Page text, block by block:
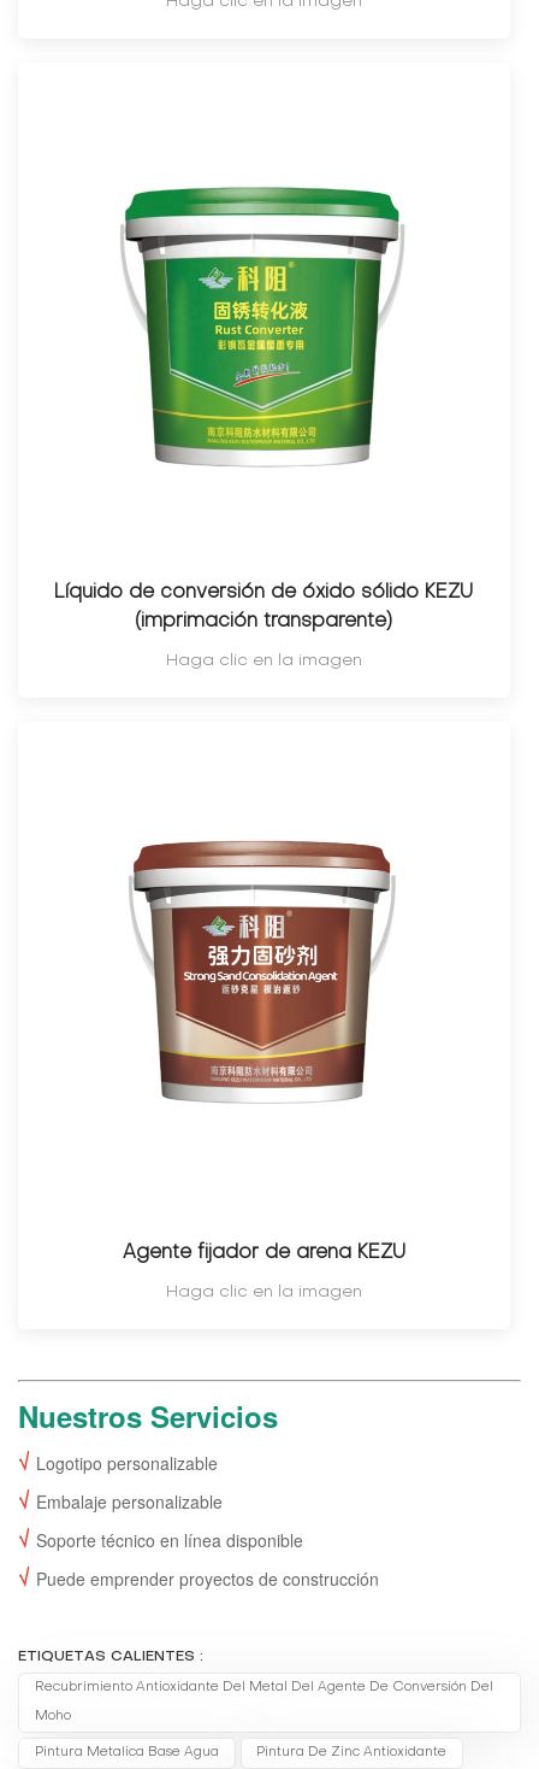
Líquido de conversión de óxido sólido KEZU
(imprimación transparente)
Haga clic en la imagen
Agente fijador de arena KEZU
Haga clic en la imagen
Nuestros Servicios
√ Logotipo personalizable
√ Embalaje personalizable
√ Soporte técnico en línea disponible
√ Puede emprender proyectos de construcción
ETIQUETAS CALIENTES :
Recubrimiento Antioxidante Del Metal Del Agente De Conversión Del
Moho
Pintura Metalica Base Agua Pintura De Zinc Antioxidante